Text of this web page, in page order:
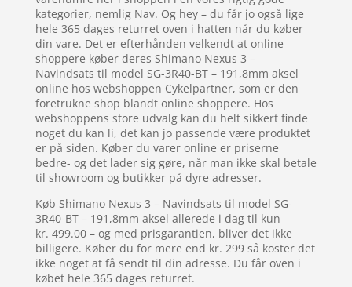
kategorier, nemlig Nav. Og hey – du får jo også lige
hele 365 dages returret oven i hatten når du køber
din vare. Det er efterhånden velkendt at online
shoppere køber deres Shimano Nexus 3 –
Navindsats til model SG-3R40-BT – 191,8mm aksel
online hos webshoppen Cykelpartner, som er den
foretrukne shop blandt online shoppere. Hos
webshoppens store udvalg kan du helt sikkert finde
noget du kan li, det kan jo passende være produktet
er på siden. Køber du varer online er priserne
bedre- og det lader sig gøre, når man ikke skal betale
til showroom og butikker på dyre adresser.
Køb Shimano Nexus 3 – Navindsats til model SG-
3R40-BT – 191,8mm aksel allerede i dag til kun
kr. 499.00 – og med prisgarantien, bliver det ikke
billigere. Køber du for mere end kr. 299 så koster det
ikke noget at få sendt til din adresse. Du får oven i
købet hele 365 dages returret.